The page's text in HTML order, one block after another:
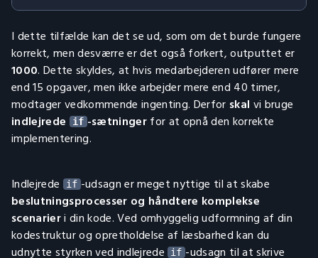
19
        std
::cout << current_salary << std::endl
current_salary << std
I dette tilfælde kan det se ud, som om det burde fungere
korrekt, men desværre er det også forkert, outputtet er
1000. Dette skyldes, at hvis medarbejderen udfører mere
end 15 opgaver, men ikke arbejder mere end 40 timer,
modtager vedkommende ingenting. Derfor skal vi bruge
indlejrede
if -sætningerfor at opnå den korrekte
implementering.
Indlejrede if -udsagn er meget nyttige til at skabe
beslutningsprocesser og håndtere komplekse
scenarieri din kode. Ved omhyggelig udformning af din
kodestruktur og opretholdelse af læsbarhed kan du
udnytte styrken ved indlejrede if -udsagn til at skrive